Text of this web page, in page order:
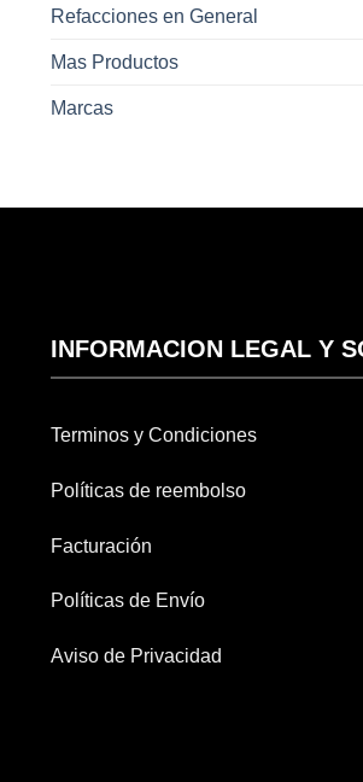
Refacciones en General
Mas Productos
Marcas
INFORMACION LEGAL Y
Terminos y Condiciones
Políticas de reembolso
Facturación
Políticas de Envío
Aviso de Privacidad